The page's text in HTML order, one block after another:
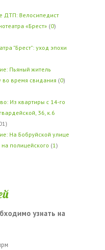
ДТП: Велосипедист
«Брест» (0)
"Брест": уход эпохи
Пьяный житель
во время свидания (0)
Из квартиры с 14-го
36, к.6
На Бобруйской улице
полицейского (1)
узнать на